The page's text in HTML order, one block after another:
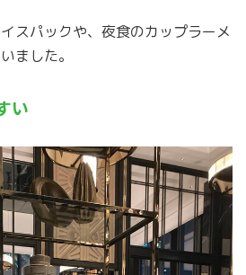
スパックや、夜食のカップラーメ
ました。
い